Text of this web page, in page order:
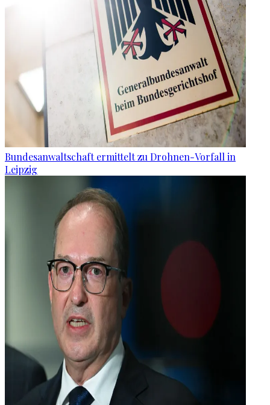
Bundesanwaltschaft ermittelt zu Drohnen-Vorfall in
Leipzig